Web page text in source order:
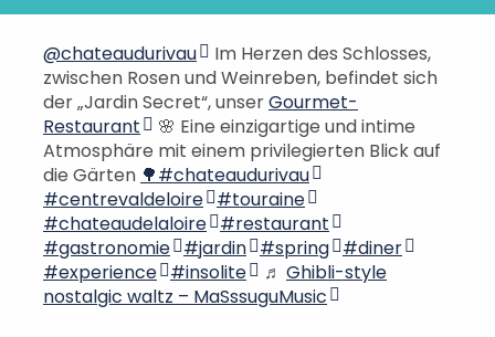
@chateaudurivau
Im Herzen des Schlosses,
zwischen Rosen und Weinreben, befindet sich
der „Jardin Secret“, unserGourmet-
Restaurant
🌸 Eine einzigartige und intime
Atmosphäre mit einem privilegierten Blick auf
die Gärten 🌳#chateaudurivau
#centrevaldeloire #touraine
#chateaudelaloire #restaurant
#gastronomie #jardin #spring #diner
#experience #insolite ♬ Ghibli-style
nostalgic waltz – MaSssuguMusic